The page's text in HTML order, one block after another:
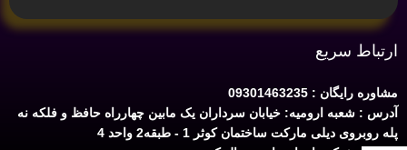
ارتباط سریع
مشاوره رایگان : 09301463235
آدرس : شعبه ارومیه: خیابان سرداران یک مابین چهارراه حافظ و فلکه نه
پله روبروی دیلی مارکت ساختمان کوثر 1 - طبقه2 واحد 4